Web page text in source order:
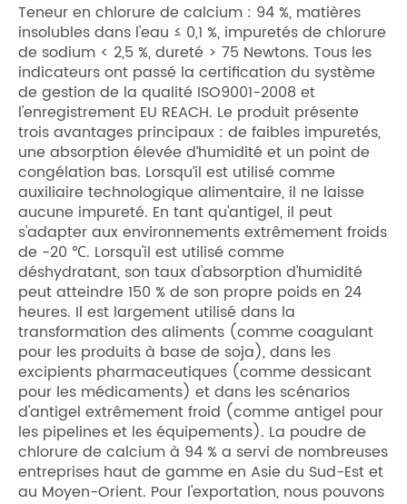
Teneur en chlorure de calcium : 94 %, matières
insolubles dans l'eau ≤ 0,1 %, impuretés de chlorure
de sodium < 2,5 %, dureté > 75 Newtons. Tous les
indicateurs ont passé la certification du système
de gestion de la qualité ISO9001-2008 et
l'enregistrement EU REACH. Le produit présente
trois avantages principaux : de faibles impuretés,
une absorption élevée d’humidité et un point de
congélation bas. Lorsqu’il est utilisé comme
auxiliaire technologique alimentaire, il ne laisse
aucune impureté. En tant qu'antigel, il peut
s'adapter aux environnements extrêmement froids
de -20 ℃. Lorsqu'il est utilisé comme
déshydratant, son taux d'absorption d'humidité
peut atteindre 150 % de son propre poids en 24
heures. Il est largement utilisé dans la
transformation des aliments (comme coagulant
pour les produits à base de soja), dans les
excipients pharmaceutiques (comme dessicant
pour les médicaments) et dans les scénarios
d'antigel extrêmement froid (comme antigel pour
les pipelines et les équipements). La poudre de
chlorure de calcium à 94 % a servi de nombreuses
entreprises haut de gamme en Asie du Sud-Est et
au Moyen-Orient. Pour l'exportation, nous pouvons